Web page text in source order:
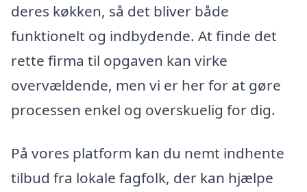
deres køkken, så det bliver både
funktionelt og indbydende. At finde det
rette firma til opgaven kan virke
overvældende, men vi er her for at gøre
processen enkel og overskuelig for dig.
På vores platform kan du nemt indhente
tilbud fra lokale fagfolk, der kan hjælpe